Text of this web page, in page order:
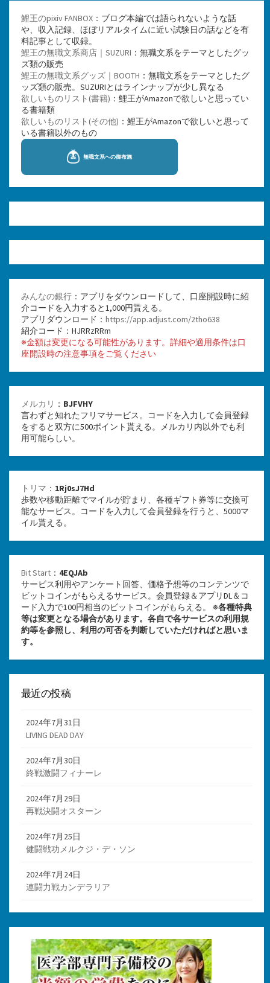
鯉王のpixiv FANBOX ：ブログ本編では語られないような話
や、収入記録、ほぼリアルタイムに近い試験日の話などを有
料記事として収録。
鯉王の無職文系商店｜SUZURI ：無職文系をテーマとしたグッ
ズ類の販売
鯉王の無職文系グッズ｜BOOTH ：無職文系をテーマとしたグ
ッズ類の販売。SUZURIとはラインナップが少し異なる
欲しいものリスト(書籍) ：鯉王がAmazonで欲しいと思ってい
る書籍類
欲しいものリスト(その他) ：鯉王がAmazonで欲しいと思って
いる書籍以外のもの
みんなの銀行 ：アプリをダウンロードして、口座開設時に紹
介コードを入力すると1,000円貰える。
アプリダウンロード： https://app.adjust.com/2tho638
紹介コード：HJRRzRRm
※金額は変更になる可能性があります。詳細や適用条件は口
座開設時の注意事項をご覧ください
メルカリ ： BJFVHY
言わずと知れたフリマサービス。コードを入力して会員登録
をすると双方に500ポイント貰える。メルカリ内以外でも利
用可能らしい。
トリマ ： 1Rj0sJ7Hd
歩数や移動距離でマイルが貯まり、各種ギフト券等に交換可
能なサービス。コードを入力して会員登録を行うと、5000マ
イル貰える。
Bit Start ： 4EQJAb
サービス利用やアンケート回答、価格予想等のコンテンツで
ビットコインがもらえるサービス。会員登録＆アプリDL＆コ
ード入力で100円相当のビットコインがもらえる。 ※各種特典
等は変更となる場合があります。各自で各サービスの利用規
約等を参照し、利用の可否を判断していただければと思いま
す。
最近の投稿
2024年7月31日
LIVING DEAD DAY
2024年7月30日
終戦激闘フィナーレ
2024年7月29日
再戦決闘オスターン
2024年7月25日
健闘戦功メルクジ・デ・ソン
2024年7月24日
連闘力戦カンデラリア